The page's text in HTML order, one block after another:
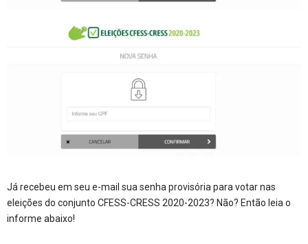
Já recebeu em seu e-mail sua senha provisória para votar nas
eleições do conjunto CFESS-CRESS 2020-2023? Não? Então leia o
informe abaixo!